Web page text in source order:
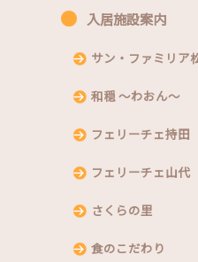
入居施設案内
サン・ファミリア
和穏 〜わおん〜
フェリーチェ持田
フェリーチェ山代
さくらの里
食のこだわり